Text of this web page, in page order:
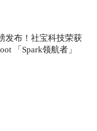
发布！社宝科技荣获
「Spark领航者」